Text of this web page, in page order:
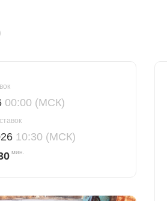
00:00 (МСК)
10:30 (МСК)